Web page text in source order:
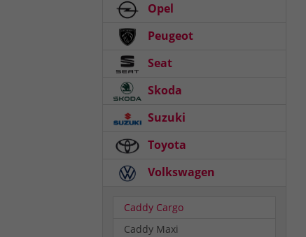
Opel
Peugeot
Seat
Skoda
Suzuki
Toyota
Volkswagen
Caddy Cargo
Caddy Maxi